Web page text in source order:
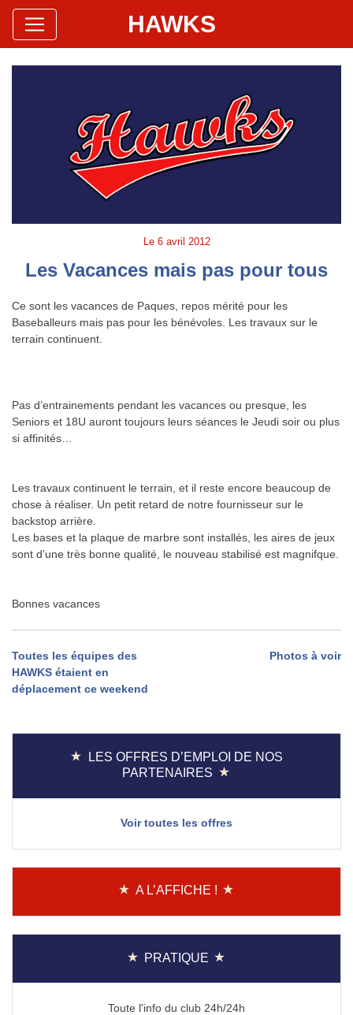
Hawks Baseball Softball
Site Officiel HAWKS
Le 6 avril 2012
Les Vacances mais pas pour tous
Ce sont les vacances de Paques, repos mérité pour les
Baseballeurs mais pas pour les bénévoles. Les travaux sur le
terrain continuent.
Pas d’entrainements pendant les vacances ou presque, les
Seniors et 18U auront toujours leurs séances le Jeudi soir ou plus
si affinités…
Les travaux continuent le terrain, et il reste encore beaucoup de
chose à réaliser. Un petit retard de notre fournisseur sur le
backstop arrière.
Les bases et la plaque de marbre sont installés, les aires de jeux
sont d’une très bonne qualité, le nouveau stabilisé est magnifque.
Bonnes vacances
Navigation
de
Toutes les équipes des
HAWKS étaient en
déplacement ce weekend
Photos à voir
LES OFFRES D’EMPLOI DE NOS
PARTENAIRES
Voir toutes les offres
A L’AFFICHE !
PRATIQUE
Toute l'info du club 24h/24h